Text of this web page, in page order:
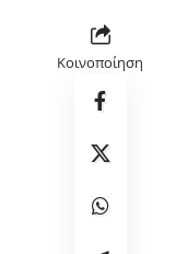
Κοινοποίηση